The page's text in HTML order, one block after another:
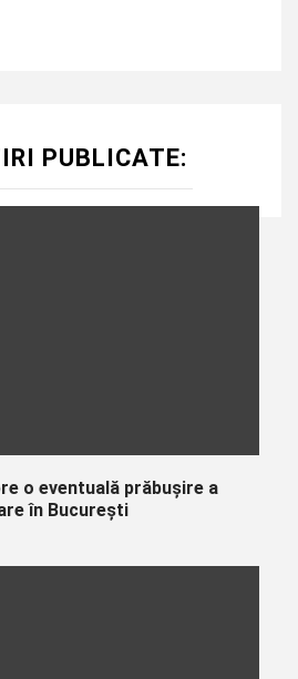
PUBLICATE:
o eventuală prăbușire a
în București